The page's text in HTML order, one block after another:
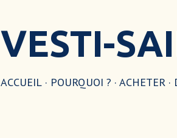
VESTI-
ACCUEIL POURQUOI ? ACHETER